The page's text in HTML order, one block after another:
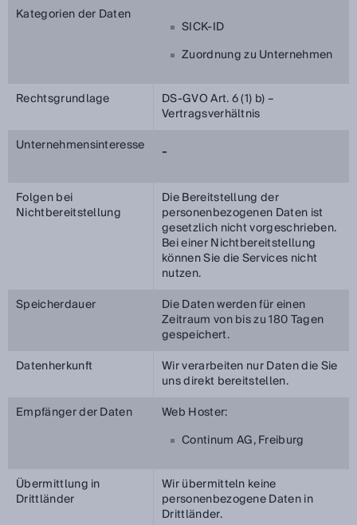
Kategorien der Daten
SICK-ID
Zuordnung zu Unternehmen
Rechtsgrundlage DS-GVO Art. 6 (1) b) –
Vertragsverhältnis
Unternehmensinteresse
-
Folgen bei
Nichtbereitstellung
Die Bereitstellung der
personenbezogenen Daten ist
gesetzlich nicht vorgeschrieben.
Bei einer Nichtbereitstellung
können Sie die Services nicht
nutzen.
Speicherdauer
Die Daten werden für einen
Zeitraum von bis zu 180 Tagen
gespeichert.
Datenherkunft
Wir verarbeiten nur Daten die Sie
uns direkt bereitstellen.
Empfänger der Daten
Web Hoster:
Continum AG, Freiburg
Übermittlung in
Drittländer
Wir übermitteln keine
personenbezogene Daten in
Drittländer.